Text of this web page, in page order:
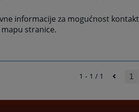
informacije za mogućnost
stranice.
1 - 1 / 1 1